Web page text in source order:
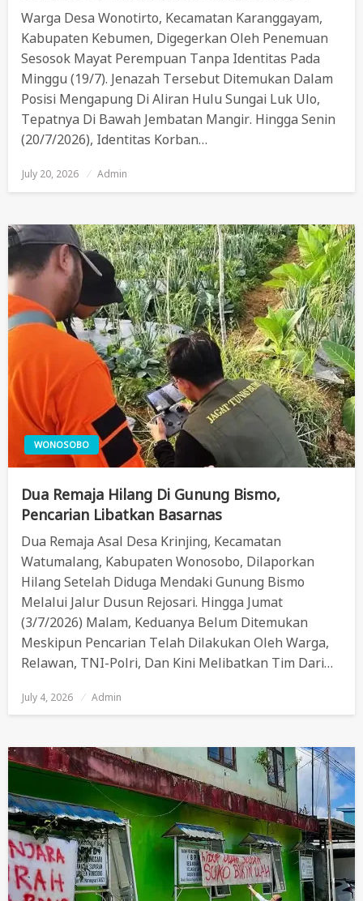
Warga Desa Wonotirto, Kecamatan Karanggayam,
Kabupaten Kebumen, Digegerkan Oleh Penemuan
Sesosok Mayat Perempuan Tanpa Identitas Pada
Minggu (19/7). Jenazah Tersebut Ditemukan Dalam
Posisi Mengapung Di Aliran Hulu Sungai Luk Ulo,
Tepatnya Di Bawah Jembatan Mangir. Hingga Senin
(20/7/2026), Identitas Korban…
Posted
On
July 20, 2026 Admin
WONOSOBO
Dua Remaja Hilang Di Gunung Bismo,
Pencarian Libatkan Basarnas
Dua Remaja Asal Desa Krinjing, Kecamatan
Watumalang, Kabupaten Wonosobo, Dilaporkan
Hilang Setelah Diduga Mendaki Gunung Bismo
Melalui Jalur Dusun Rejosari. Hingga Jumat
(3/7/2026) Malam, Keduanya Belum Ditemukan
Meskipun Pencarian Telah Dilakukan Oleh Warga,
Relawan, TNI-Polri, Dan Kini Melibatkan Tim Dari…
Posted
On
July 4, 2026 Admin